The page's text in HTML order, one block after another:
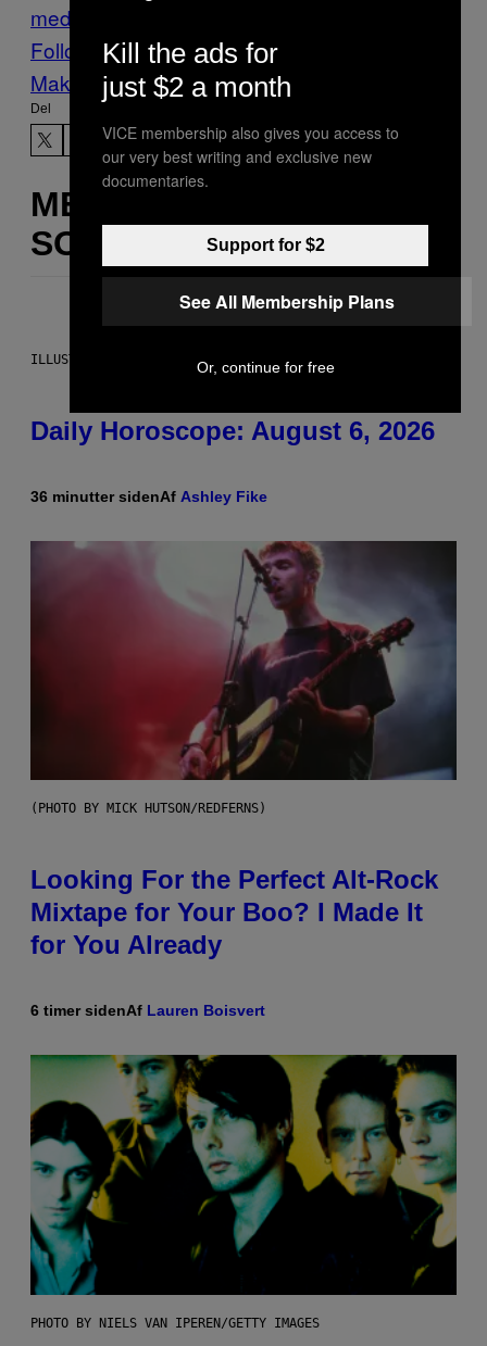
medier
Follow Us On Discover
Make Us Preferred In Top Stories
Del
MERE
SOM DETTE
ILLUSTRATION BY REESA.
Daily Horoscope: August 6, 2026
36 minutter sidenAf Ashley Fike
(PHOTO BY MICK HUTSON/REDFERNS)
Looking For the Perfect Alt-Rock
Mixtape for Your Boo? I Made It
for You Already
6 timer sidenAf Lauren Boisvert
PHOTO BY NIELS VAN IPEREN/GETTY IMAGES
Kill the ads for
just $2 a month
VICE membership also gives you access to
our very best writing and exclusive new
documentaries.
Support for $2
See All Membership Plans
Or, continue for free